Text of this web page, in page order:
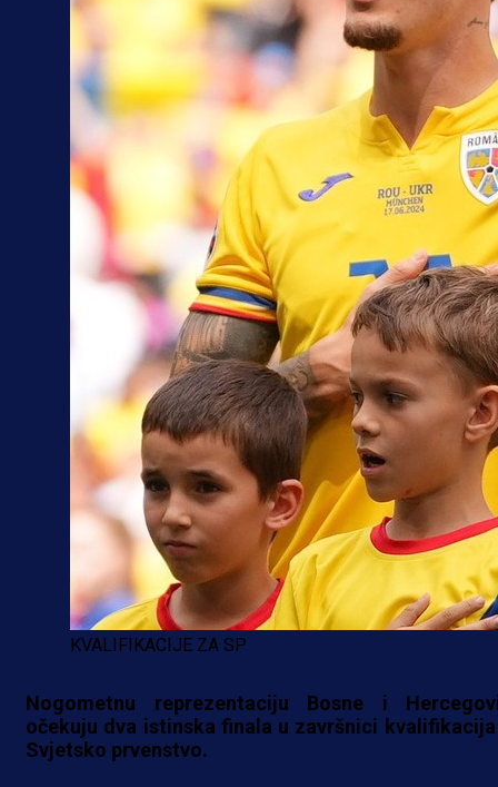
KVALIFIKACIJE ZA SP
Nogometnu reprezentaciju Bosne i
očekuju dva istinska finala u završnici
Svjetsko prvenstvo.